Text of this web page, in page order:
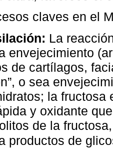
claves en el
La
envejecimiento
de cartílagos,
o sea
la fructosa
y oxidante
de la
productos de